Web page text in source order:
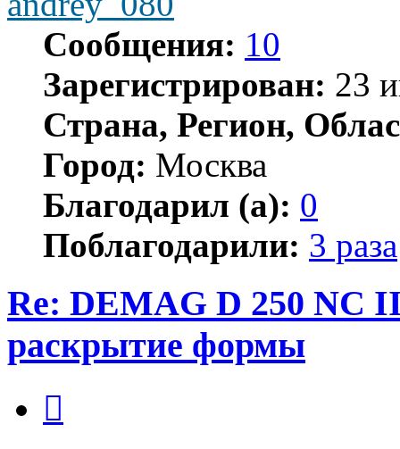
Сообщения: 10
Зарегистрирован: 23
Страна, Регион,
Город: Москва
Благодарил (а): 0
Поблагодарили: 3 раза
Re: DEMAG D 250 NC
раскрытие формы